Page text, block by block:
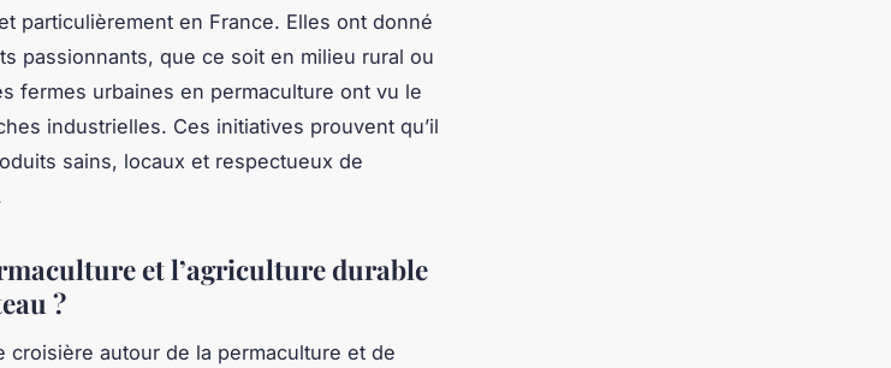
particulièrement en France. Elles ont donné
passionnants, que ce soit en milieu rural ou
fermes urbaines en permaculture ont vu le
industrielles. Ces initiatives prouvent qu’il
sains, locaux et respectueux de
et l’agriculture durable
?
croisière autour de la permaculture et de